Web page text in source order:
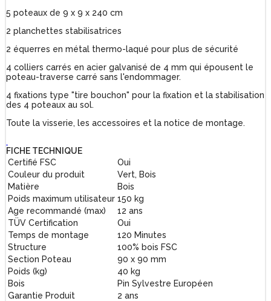
5 poteaux de 9 x 9 x 240 cm
2 planchettes stabilisatrices
2 équerres en métal thermo-laqué pour plus de sécurité
4 colliers carrés en acier galvanisé de 4 mm qui épousent le
poteau-traverse carré sans l'endommager.
4 fixations type "tire bouchon" pour la fixation et la stabilisation
des 4 poteaux au sol.
Toute la visserie, les accessoires et la notice de montage.
FICHE TECHNIQUE
Certifié FSC
Oui
Couleur du produit
Vert, Bois
Matière
Bois
Poids maximum utilisateur 150 kg
Age recommandé (max)
12 ans
TÜV Certification
Oui
Temps de montage
120 Minutes
Structure
100% bois FSC
Section Poteau
90 x 90 mm
Poids (kg)
40 kg
Bois
Pin Sylvestre Européen
Garantie Produit
2 ans